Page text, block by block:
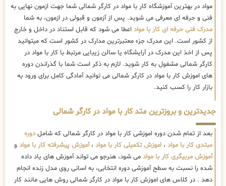
مواد در بهترین آموزشگاه کار با مواد در کارگر شمالی شما جهت ازمون نهایی به
فنی و حرفه ای معرفی می شوید. پس از آزمون و قبولی در ازمون، به شما
مدرک فنی حرفه ای کار با مواد اعطا می شود که قابل استناد در داخل و خارج
از کشور است. این مدرک جزء معتبرترین مدارک در کشور است که میتوانید
پس از اخذ این مدرک در آرایشگاه یا سالن زیبایی مرتبط با کار با مواد در
کارگر شمالی مشغول به کار شوید. لازم به ذکر است شما با گذراندن دوره
های اموزش کار با مواد در کارگر شمالی می توانید آمادگی کامل برای ورود به
بازار کار را کسب کنید.
جدیدترین و بروزترین متد کار با مواد در کارگر شمالی
بعد از تمام شدن دوره اموزشی کار با مواد در کارگر شمالی که شاملدوره
مبتدی کار با مواد ، اموزش تکمیلی کار با مواد ،آموزش پیشرفته کار با مواد و
آموزش مربیگری کار با مواد می شود، هنرجو می تواند آموزش های یاد داده
شده را نسبت به سطح آموزشی دوره انتخابی، به اسانی روی مدل زنده انجام
دهد . در کلاس های اموزش کار با مواد در کارگر شمالی روش هایی مانند کار